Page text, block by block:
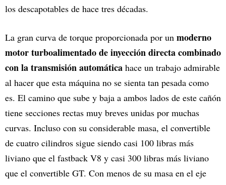
los descapotables de hace tres décadas.
La gran curva de torque proporcionada por un moderno
motor turboalimentado de inyección directa combinado
con la transmisión automática hace un trabajo admirable
al hacer que esta máquina no se sienta tan pesada como
es. El camino que sube y baja a ambos lados de este cañón
tiene secciones rectas muy breves unidas por muchas
curvas. Incluso con su considerable masa, el convertible
de cuatro cilindros sigue siendo casi 100 libras más
liviano que el fastback V8 y casi 300 libras más liviano
que el convertible GT. Con menos de su masa en el eje